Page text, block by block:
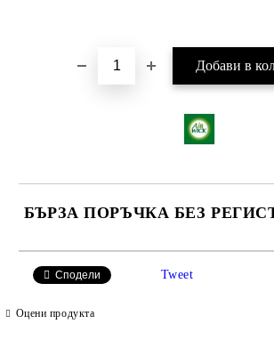
БЪРЗА ПОРЪЧКА БЕЗ
Сподели Tweet
Оцени продукта